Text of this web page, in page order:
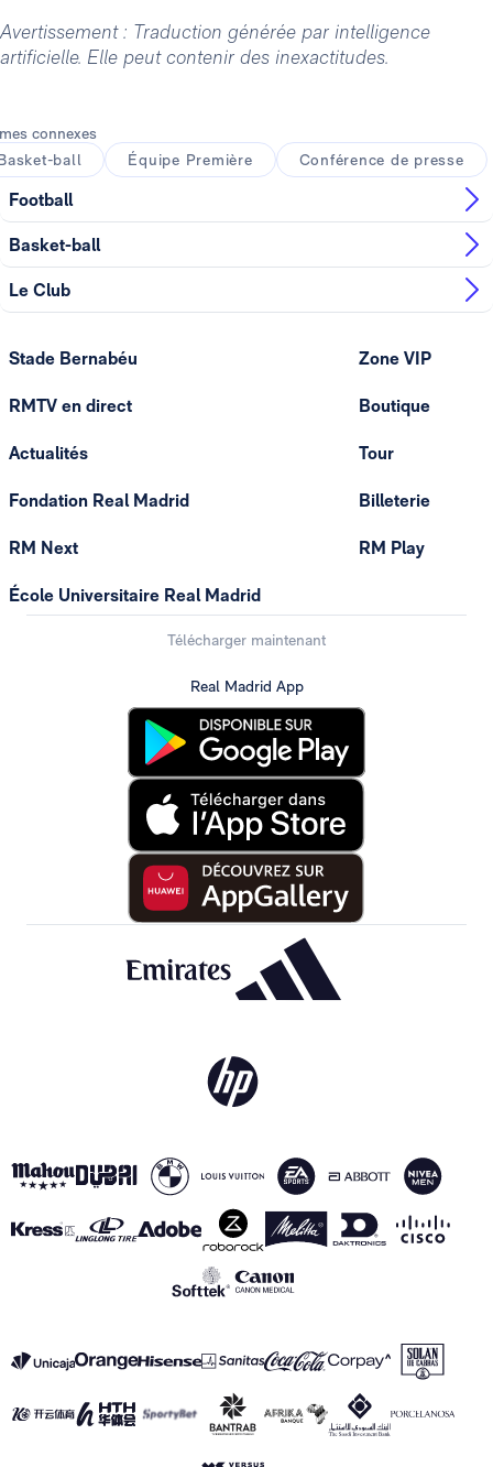
Avertissement : Traduction générée par intelligence
artificielle. Elle peut contenir des inexactitudes.
connexes
ball
Équipe Première Conférence de presse
Football
Basket-ball
Le Club
Stade Bernabéu
RMTV en direct
Actualités
Fondation Real Madrid
RM Next
École Universitaire Real Madrid
Zone VIP
Boutique
Tour
Billeterie
RM Play
Télécharger maintenant
Real Madrid App